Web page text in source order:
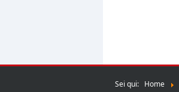
Sei qui: Home